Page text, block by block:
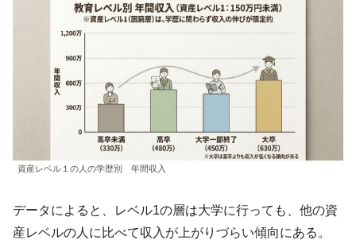
資産レベル１の人の学歴別 年間収入
データによると、レベル1の層は大学に行っても、他の資
産レベルの人に比べて収入が上がりづらい傾向にある。